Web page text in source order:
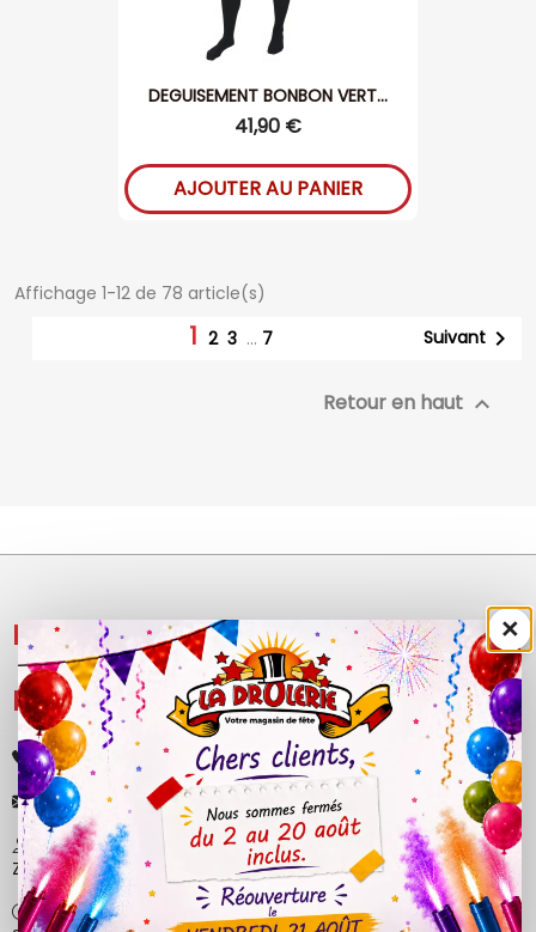
DEGUISEMENT BONBON VERT...
41,90 €
AJOUTER AU PANIER
Affichage 1-12 de 78 article(s)
1 2 3 … 7 Suivant 
Retour en haut 
NOS PRODUITS 
LÉGAL 
+33 (0)4 50 40 81 00
contact@ladrolerie.fr
38 Rue de la Maladière
Z.A de la maladiere 01210 Ornex
Ma-Ve : 9h30 - 12h30 | 14h30 - 19h00
×